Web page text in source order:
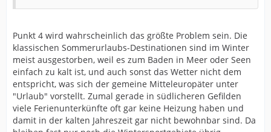
Punkt 4 wird wahrscheinlich das größte Problem sein. Die
klassischen Sommerurlaubs-Destinationen sind im Winter
meist ausgestorben, weil es zum Baden in Meer oder Seen
einfach zu kalt ist, und auch sonst das Wetter nicht dem
entspricht, was sich der gemeine Mitteleuropäter unter
"Urlaub" vorstellt. Zumal gerade in südlicheren Gefilden
viele Ferienunterkünfte oft gar keine Heizung haben und
damit in der kalten Jahreszeit gar nicht bewohnbar sind. Da